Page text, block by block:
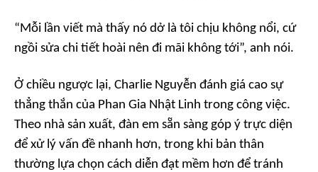
“Mỗi lần viết mà thấy nó dở là tôi chịu không nổi, cứ
ngồi sửa chi tiết hoài nên đi mãi không tới”, anh nói.
Ở chiều ngược lại, Charlie Nguyễn đánh giá cao sự
thẳng thắn của Phan Gia Nhật Linh trong công việc.
Theo nhà sản xuất, đàn em sẵn sàng góp ý trực diện
để xử lý vấn đề nhanh hơn, trong khi bản thân
thường lựa chọn cách diễn đạt mềm hơn để tránh